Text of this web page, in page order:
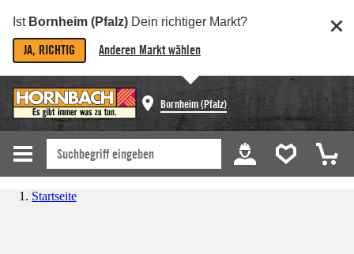
Ist Bornheim (Pfalz) Dein richtiger Markt?
JA, RICHTIG Anderen Markt wählen
Bornheim (Pfalz)
Startseite